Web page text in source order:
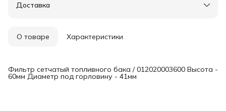
Удобный возврат
Доставка
О товаре Характеристики
Фильтр сетчатый топливного бака / 012020003600 Высота -
60мм Диаметр под горловину - 41мм